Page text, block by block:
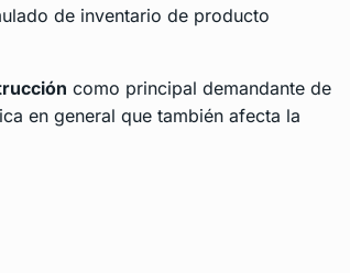
de inventario de producto
como principal demandante de
en general que también afecta la